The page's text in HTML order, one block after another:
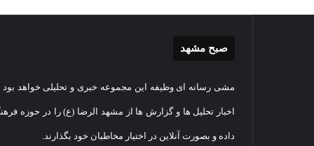
صبح مشهد
مشی رسانه ای وظیفه این مجموعه خبری و تحلیلی خواهد بود
اخبار تحلیل ها و گزارش ها از مشهد الرضا (ع) را در حوزه
داده و بصورت آنلاین در اختیار مخاطبان خود بگذارند.
غبارروبی
نورانی
رضا(علیه
تشییع